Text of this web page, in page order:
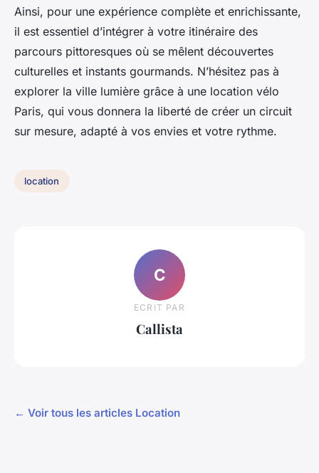
Ainsi, pour une expérience complète et enrichissante,
il est essentiel d’intégrer à votre itinéraire des
parcours pittoresques où se mêlent découvertes
culturelles et instants gourmands. N’hésitez pas à
explorer la ville lumière grâce à une location vélo
Paris, qui vous donnera la liberté de créer un circuit
sur mesure, adapté à vos envies et votre rythme.
location
C
ECRIT PAR
Callista
← Voir tous les articles Location